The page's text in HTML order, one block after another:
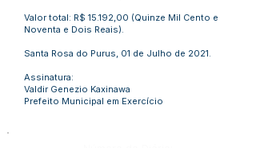
Valor total: R$ 15.192,00 (Quinze Mil Cento e
Noventa e Dois Reais).
Santa Rosa do Purus, 01 de Julho de 2021.
Assinatura:
Valdir Genezio Kaxinawa
Prefeito Municipal em Exercício